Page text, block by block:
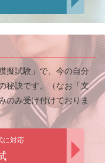
擬試験」で、今の自分
秘訣です。（なお「文
のみ受け付けておりま
に対応